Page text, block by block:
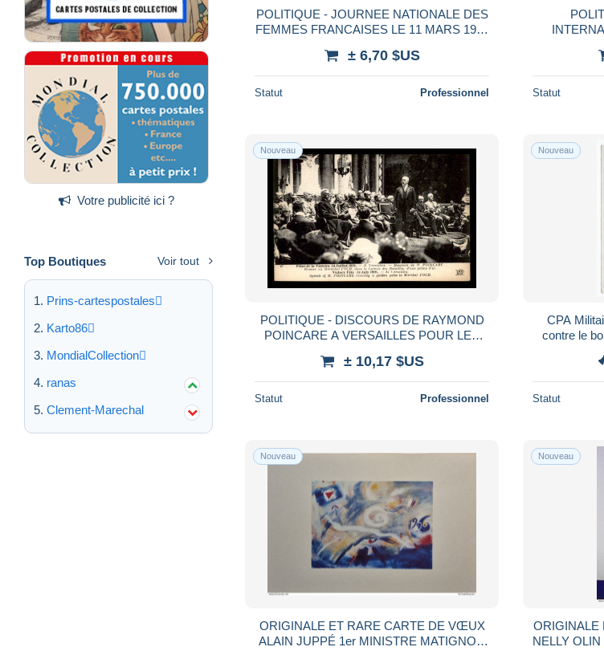
Votre publicité ici ?
Top Boutiques Voir tout
Prins-cartespostales
Karto86
MondialCollection
ranas
Clement-Marechal
POLITIQUE - JOURNEE NATIONALE DES
FEMMES FRANCAISES LE 11 MARS 1956
± 6,70 $US
Statut Professionnel Statut
Nouveau
POLITIQUE - DISCOURS DE RAYMOND
POINCARE A VERSAILLES POUR LES
1919
± 10,17 $US
Statut Professionnel
Nouveau
CPA
contre le
Statut
Nouveau
ORIGINALE ET RARE CARTE DE VŒUX
ALAIN JUPPÉ 1er MINISTRE MATIGNON
Nouveau
NELLY OLIN